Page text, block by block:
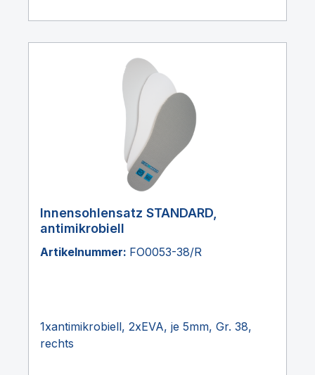
Innensohlensatz STANDARD,
antimikrobiell
Artikelnummer: FO0053-38/R
1xantimikrobiell, 2xEVA, je 5mm, Gr. 38,
rechts